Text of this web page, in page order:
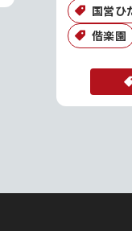
国営ひ
偕楽園